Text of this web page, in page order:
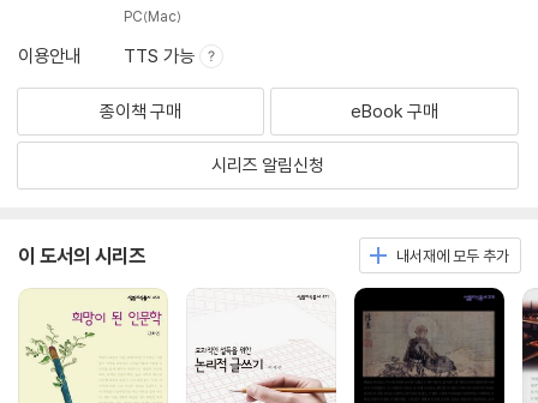
PC(Mac)
이용안내 TTS 가능
종이책 구매 eBook 구매
시리즈 알림신청
이 도서의 시리즈 내서재에 모두 추가